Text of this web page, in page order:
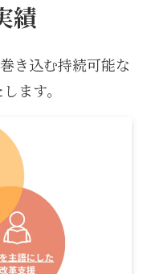
績
き込む持続可能な
ます。